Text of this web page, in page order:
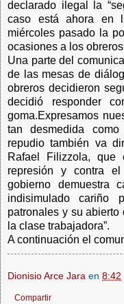
declarado ilegal la
caso está ahora en
miércoles pasado la
ocasiones a los
Una parte del
de las mesas de
obreros decidieron
decidió responder
goma.Expresamos
tan desmedida
repudio también va
Rafael Filizzola,
represión y contra el
gobierno demuestra
indisimulado cariño
patronales y su
la clase trabajadora”.
A continuación el
Dionisio Arce Jara en 8:42
Compartir